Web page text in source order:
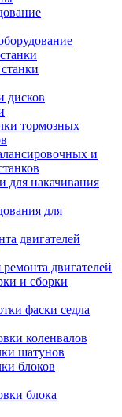
дисков
тормозных
и
для накачивания
для
двигателей
двигателей
и сборки
фаски седла
коленвалов
шатунов
блоков
блока